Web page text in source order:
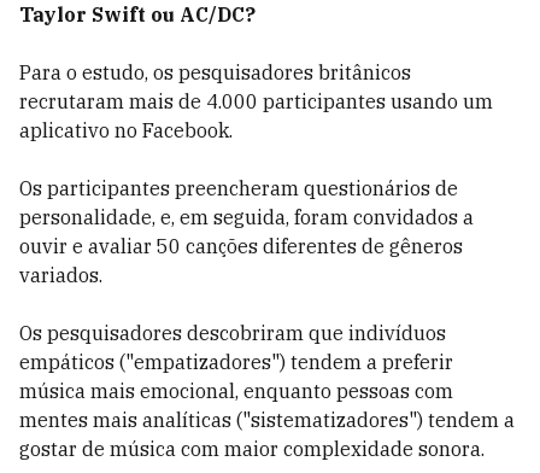
Taylor Swift ou AC/DC?
Para o estudo, os pesquisadores britânicos
recrutaram mais de 4.000 participantes usando um
aplicativo no Facebook.
Os participantes preencheram questionários de
personalidade, e, em seguida, foram convidados a
ouvir e avaliar 50 canções diferentes de gêneros
variados.
Os pesquisadores descobriram que indivíduos
empáticos ("empatizadores") tendem a preferir
música mais emocional, enquanto pessoas com
mentes mais analíticas ("sistematizadores") tendem a
gostar de música com maior complexidade sonora.